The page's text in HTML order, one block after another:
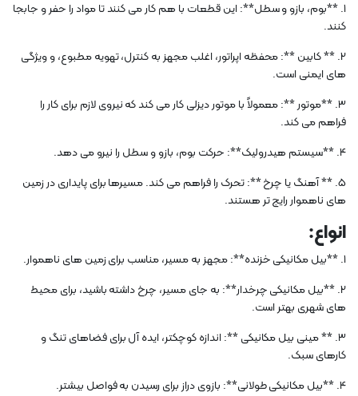
1. **بوم، بازو و سطل**: این قطعات با هم کار می کنند تا مواد را حفر و جابجا
کنند.
2. ** کابین **: محفظه اپراتور، اغلب مجهز به کنترل، تهویه مطبوع، و ویژگی
های ایمنی است.
3. **موتور **: معمولاً با موتور دیزلی کار می کند که نیروی لازم برای کار را
فراهم می کند.
4. **سیستم هیدرولیک**: حرکت بوم، بازو و سطل را نیرو می دهد.
5. ** آهنگ یا چرخ **: تحرک را فراهم می کند. مسیرها برای پایداری در زمین
های ناهموار رایج تر هستند.
انواع:
1. **بیل مکانیکی خزنده**: مجهز به مسیر، مناسب برای زمین های ناهموار.
2. **بیل مکانیکی چرخدار**: به جای مسیر، چرخ داشته باشید، برای محیط
های شهری بهتر است.
3. ** مینی بیل مکانیکی **: اندازه کوچکتر، ایده آل برای فضاهای تنگ و
کارهای سبک.
4. **بیل مکانیکی طولانی**: بازوی دراز برای رسیدن به فواصل بیشتر.